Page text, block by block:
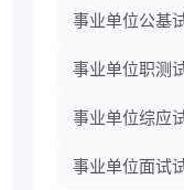
事业单位公基
事业单位职测
事业单位综应
事业单位面试